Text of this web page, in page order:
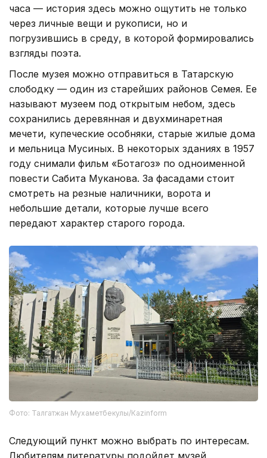
часа — история здесь можно ощутить не только
через личные вещи и рукописи, но и
погрузившись в среду, в которой формировались
взгляды поэта.
После музея можно отправиться в Татарскую
слободку — один из старейших районов Семея. Ее
называют музеем под открытым небом, здесь
сохранились деревянная и двухминаретная
мечети, купеческие особняки, старые жилые дома
и мельница Мусиных. В некоторых зданиях в 1957
году снимали фильм «Ботагоз» по одноименной
повести Сабита Муканова. За фасадами стоит
смотреть на резные наличники, ворота и
небольшие детали, которые лучше всего
передают характер старого города.
Фото: Талгатжан Мухаметбекулы/Кazinform
Следующий пункт можно выбрать по интересам.